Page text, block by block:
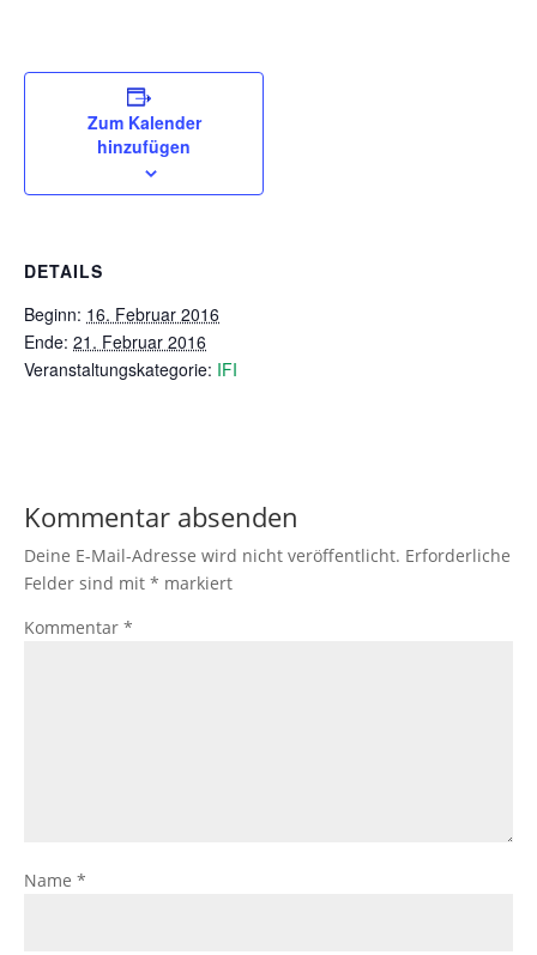
Zum Kalender
hinzufügen
DETAILS
Beginn: 16. Februar 2016
Ende: 21. Februar 2016
Veranstaltungskategorie: IFI
Kommentar absenden
Deine E-Mail-Adresse wird nicht veröffentlicht. Erforderliche
Felder sind mit * markiert
Kommentar *
Name *